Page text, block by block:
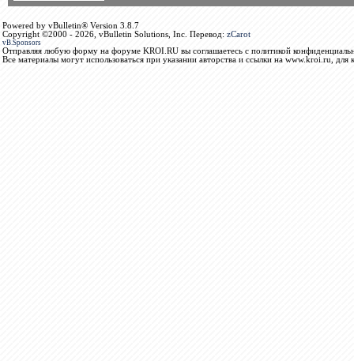
Powered by vBulletin® Version 3.8.7
Copyright ©2000 - 2026, vBulletin Solutions, Inc. Перевод: zCarot
vB.Sponsors
Отправляя любую форму на форуме KROI.RU вы соглашаетесь с политикой
Все материалы могут использоваться при указании авторства и ссылки на www.kroi.ru, для